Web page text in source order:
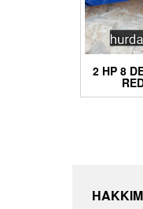
2 HP 8